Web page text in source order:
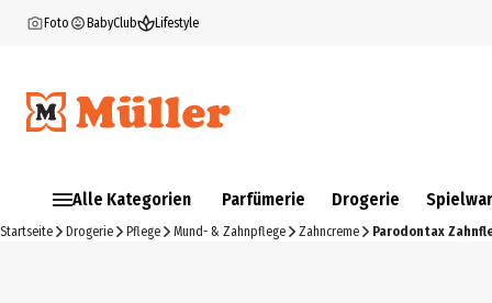
Foto BabyClub Lifestyle
Alle Kategorien Parfümerie Drogerie
Startseite Drogerie Pflege Mund- & Zahnpflege Zahncreme Parodontax